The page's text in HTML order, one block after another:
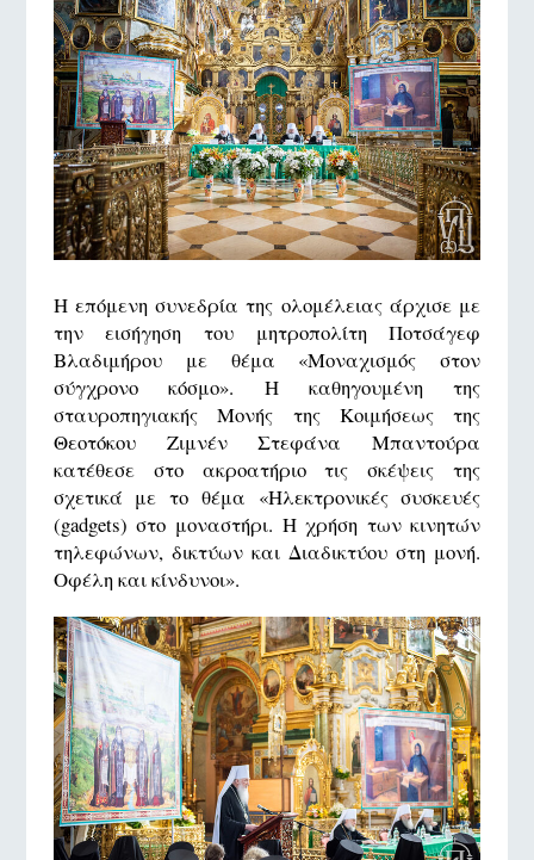
Η επόμενη συνεδρία της ολομέλειας άρχισε με
την εισήγηση του μητροπολίτη Ποτσάγεφ
Βλαδιμήρου με θέμα «Μοναχισμός στον
σύγχρονο κόσμο». Η καθηγουμένη της
σταυροπηγιακής Μονής της Κοιμήσεως της
Θεοτόκου Ζιμνέν Στεφάνα Μπαντούρα
κατέθεσε στο ακροατήριο τις σκέψεις της
σχετικά με το θέμα «Ηλεκτρονικές συσκευές
(gadgets) στο μοναστήρι. H χρήση των κινητών
τηλεφώνων, δικτύων και Διαδικτύου στη μονή.
Oφέλη και κίνδυνοι».